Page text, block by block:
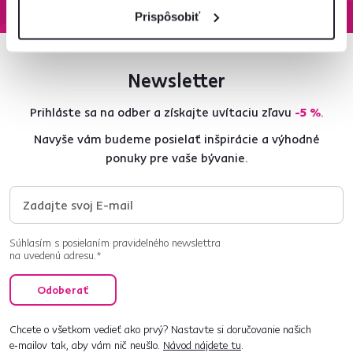
Prispôsobiť
Newsletter
Prihláste sa na odber a získajte uvítaciu zľavu -5 %.
Navyše vám budeme posielať inšpirácie a výhodné
ponuky pre vaše bývanie.
Súhlasím s posielaním pravidelného newslettra
na uvedenú adresu.*
Odoberať
Chcete o všetkom vedieť ako prvý? Nastavte si doručovanie našich
e‑mailov tak, aby vám nič neušlo. Návod nájdete tu.